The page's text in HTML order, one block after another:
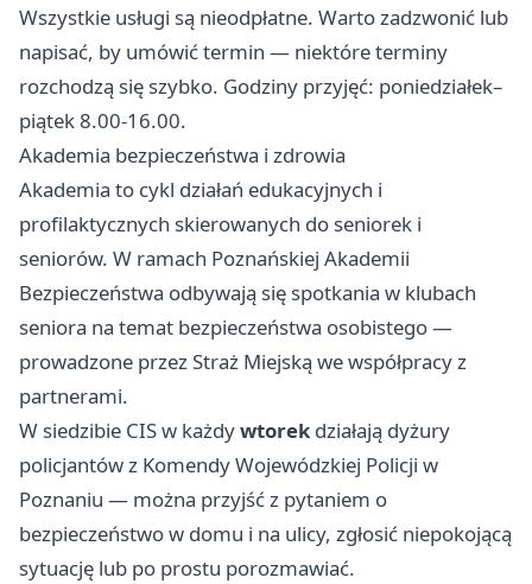
Wszystkie usługi są nieodpłatne. Warto zadzwonić lub
napisać, by umówić termin — niektóre terminy
rozchodzą się szybko. Godziny przyjęć: poniedziałek–
piątek 8.00-16.00.
Akademia bezpieczeństwa i zdrowia
Akademia to cykl działań edukacyjnych i
profilaktycznych skierowanych do seniorek i
seniorów. W ramach Poznańskiej Akademii
Bezpieczeństwa odbywają się spotkania w klubach
seniora na temat bezpieczeństwa osobistego —
prowadzone przez Straż Miejską we współpracy z
partnerami.
W siedzibie CIS w każdywtorek działają dyżury
policjantów z Komendy Wojewódzkiej Policji w
Poznaniu — można przyjść z pytaniem o
bezpieczeństwo w domu i na ulicy, zgłosić niepokojącą
sytuację lub po prostu porozmawiać.